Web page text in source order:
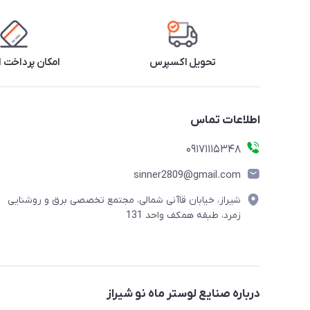
تحویل اکسپرس امکان
اطلاعات تماس
09171115348
sinner2809@gmail.com
شیراز، خیابان قاآنی شمالی، مجتمع تخصصی برق و روشنایی
زمرد، طبقه همکف واحد 131
درباره صنایع لوستر ماه نو شیراز